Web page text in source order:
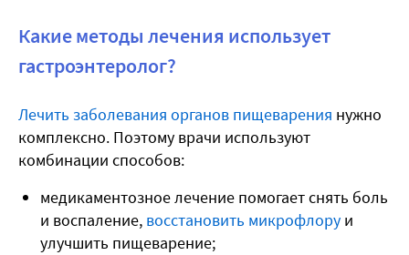
Какие методы лечения использует
гастроэнтеролог?
Лечить заболевания органов пищеварения нужно
комплексно. Поэтому врачи используют
комбинации способов:
медикаментозное лечение помогает снять боль
и воспаление, восстановить микрофлору и
улучшить пищеварение;